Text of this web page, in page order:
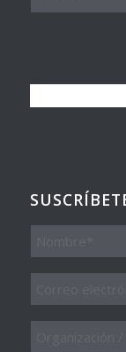
Nombre